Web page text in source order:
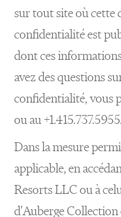
sur tout site où cette
confidentialité est
dont ces
avez des questions
confidentialité, vous
ou au +1.415.737.5955.
Dans la mesure
applicable, en
Resorts LLC ou à
d'Auberge Collection